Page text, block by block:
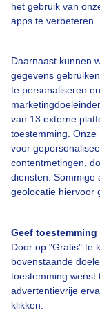
het gebruik van
apps te verbeteren.
Daarnaast kunnen
gegevens
te personaliseren
van 13 externe
toestemming.
voor
contentmetingen,
diensten. Sommige
geolocatie hiervoor
Geef
Door op "Gratis" te
bovenstaande
toestemming wenst
advertentievrije
klikken.
Over
Bedrijfsgegevens
Contact
Adverteren